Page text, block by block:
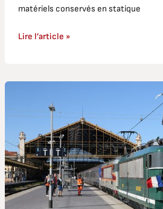
matériels conservés en statique
Lire l’article »
septembre
2022
:
Journées
Européennes